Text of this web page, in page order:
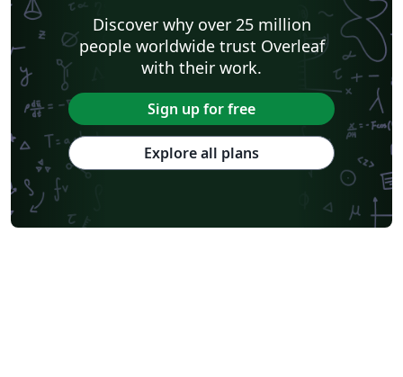
Discover why over 25 million
people worldwide trust Overleaf
with their work.
Sign up for free
Explore all plans